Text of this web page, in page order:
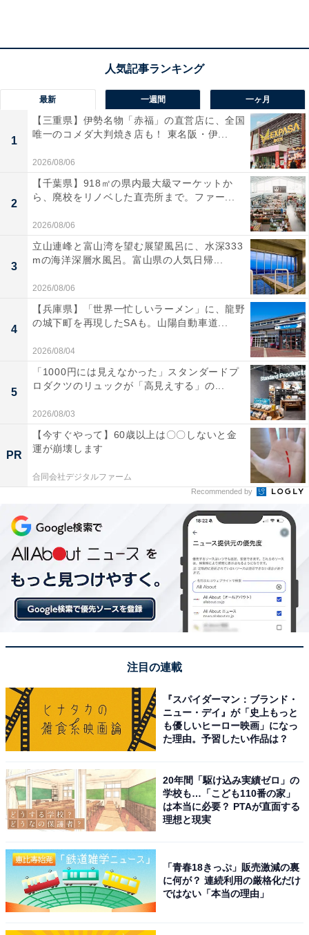
「自宅のウッドデッキの補修や、室内の棚をDIYで作る
機会が増えたことがきっかけです。それまでは安価な有
線の電動ドライバーを使っていましたが、コードの取り
回しが不便でパワー不足を感じる場面が多くなりまし
た。そこで、DIYブログや動画サイトで非常に評価が高
く、プロの職人も愛用しているというマキタの本格的な
充電式インパクトドライバーの購入を決意しました」
と、すでにDIYをやっていた中で、より高評価な商品を
使いたくなったのが購入のきっかけだそう。
最終的に購入を決めた背景を聞くと、「一番の決め手
は、18V仕様による圧倒的なパワーと、バッテリーの互
換性の高さです。マキタの18Vバッテリーは、将来的に
丸ノコやサンダーなど他のDIY工具を買い足した際にも
そのまま使い回せるため、トータルのコストを抑えられ
ると考えました。また、ライトがリング状に配置されて
いて、ネジを締める手元が影にならずに見やすいという
最新機能も大きな魅力でした」と話してくれました。
「とにかくパワーが強く……」。使って気づいた
実際に使ってみて気づいた「TD173DZO」の魅力として
は、「とにかくパワーが強く、硬い木材でもストレスな
ランスが良く、長時間作業しても手が疲れにくいです。
バッテリの持ちも非常に良いです」とも話しています。
ともあり、本体とバッテリー、充電器を揃えると価格が
やや高価な点がデメリットです。また、パワーがある反
面、夜間に住宅街で使うには少し駆動音が大きく響く気
がします」と、高性能ゆえの悩みを教えてくれました。
最新 一週間 一ヶ月
1
【三重県】伊勢名物「赤福」の直営店に、全国
唯一のコメダ大判焼き店も！ 東名阪・伊...
2026/08/06
2
【千葉県】918㎡の県内最大級マーケットか
ら、廃校をリノベした直売所まで。ファー...
2026/08/06
3
立山連峰と富山湾を望む展望風呂に、水深333
mの海洋深層水風呂。富山県の人気日帰...
2026/08/06
4
【兵庫県】「世界一忙しいラーメン」に、龍野
の城下町を再現したSAも。山陽自動車道...
2026/08/04
5
「1000円には見えなかった」スタンダードプ
ロダクツのリュックが「高見えする」の...
2026/08/03
PR
【今すぐやって】60歳以上は〇〇しないと金
運が崩壊します
合同会社デジタルファーム
Recommended by
注目の連載
『スパイダーマン：ブランド・
ニュー・デイ』が「史上もっと
も優しいヒーロー映画」になっ
た理由。予習したい作品は？
20年間「駆け込み実績ゼロ」の
学校も…「こども110番の家」
は本当に必要？ PTAが直面する
理想と現実
「青春18きっぷ」販売激減の裏
に何が？ 連続利用の厳格化だけ
ではない「本当の理由」